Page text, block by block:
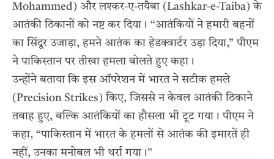
Mohammed) और लश्कर-ए-तयैबा (Lashkar-e-Taiba) के
आतंकी ठिकानों को नष्ट कर दिया। “आतंकियों ने हमारी बहनों
का सिंदूर उजाड़ा, हमने आतंक का हेडक्वार्टर उड़ा दिया,” पीएम
ने पाकिस्तान पर तीखा हमला बोलते हुए कहा।
उन्होंने बताया कि इस ऑपरेशन में भारत ने सटीक हमले
(Precision Strikes) किए, जिससे न केवल आतंकी ठिकाने
तबाह हुए, बल्कि आतंकियों का हौसला भी टूट गया। पीएम ने
कहा, “पाकिस्तान में भारत के हमलों से आतंक की इमारतें ही
नहीं, उनका मनोबल भी थर्रा गया।”